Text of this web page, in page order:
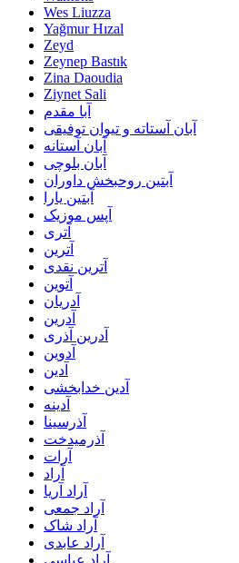
Wes Liuzza
Yağmur Hızal
Zeyd
Zeynep Bastık
Zina Daoudia
Ziynet Sali
آبا مقدم
آبان آستاته و تیوان توفیقی
آبان آستانه
آبان بلوچی
آبتین روحبخش داوران
آبتین یارا
آپس موزیک
آتری
آترین
آترین نقدی
آتوین
آدریان
آدرین
آدرین آذری
آدوین
آدین
آدین خدابخشی
آدینه
آذرسینا
آذرمیدخت
آرات
آراد
آراد آریا
آراد جمعی
آراد شاک
آراد عابدی